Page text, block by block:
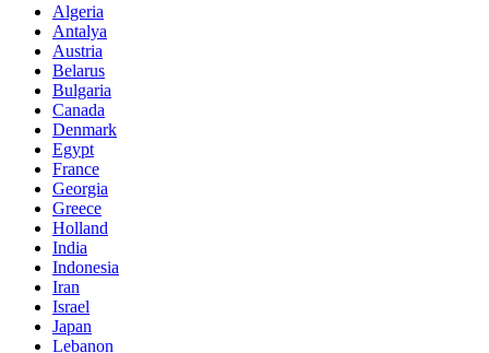
Algeria
Antalya
Austria
Belarus
Bulgaria
Canada
Denmark
Egypt
France
Georgia
Greece
Holland
India
Indonesia
Iran
Israel
Japan
Lebanon